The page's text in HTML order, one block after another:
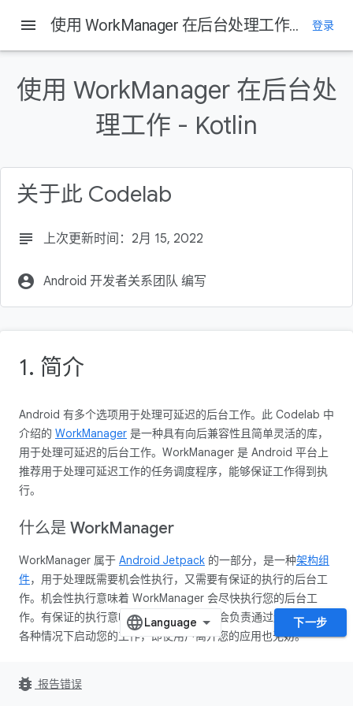
简介
什么是 WorkManager
menu 使用 WorkManager 在后台处理工作 - Kotlin 登录
使用 WorkManager 在后台处
理工作 - Kotlin
关于此 Codelab
subject 上次更新时间：2月 15, 2022
account_circle Android 开发者关系团队 编写
1. 简介
Android 有多个选项用于处理可延迟的后台工作。此 Codelab 中
介绍的 WorkManager 是一种具有向后兼容性且简单灵活的库，
用于处理可延迟的后台工作。WorkManager 是 Android 平台上
推荐用于处理可延迟工作的任务调度程序，能够保证工作得到执
行。
什么是 WorkManager
WorkManager 属于 Android Jetpack 的一部分，是一种架构组
件，用于处理既需要机会性执行，又需要有保证的执行的后台工
作。机会性执行意味着 WorkManager 会尽快执行您的后台工
作。有保证的执行意味着 WorkManager 会负责通过逻辑保障在
各种情况下启动您的工作，即使用户离开您的应用也无妨。
中包括：
下一步
bug_report 报告错误